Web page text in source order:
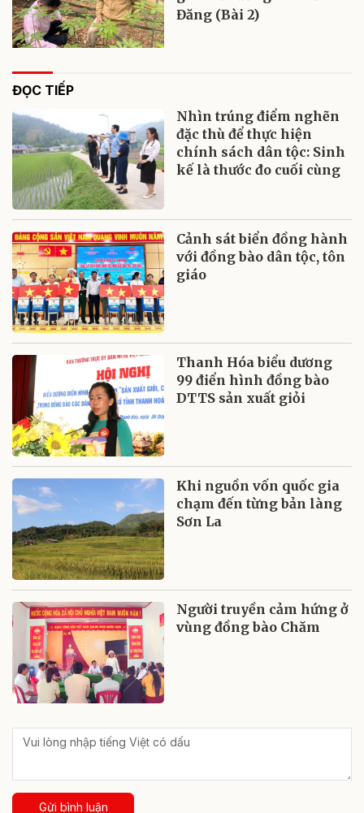
Đăng (Bài 2)
ĐỌC TIẾP
Nhìn trúng điểm nghẽn
đặc thù để thực hiện
chính sách dân tộc: Sinh
kế là thước đo cuối cùng
Cảnh sát biển đồng hành
với đồng bào dân tộc, tôn
giáo
Thanh Hóa biểu dương
99 điển hình đồng bào
DTTS sản xuất giỏi
Khi nguồn vốn quốc gia
chạm đến từng bản làng
Sơn La
Người truyền cảm hứng ở
vùng đồng bào Chăm
Gửi bình luận